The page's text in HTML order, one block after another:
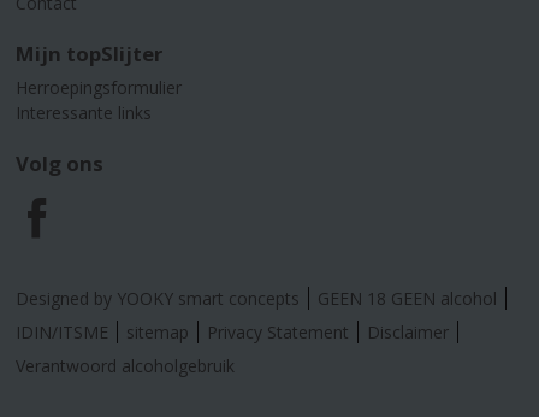
Mijn topSlijter
Herroepingsformulier
Interessante links
Volg ons
F
a
c
Designed by YOOKY smart concepts
GEEN 18 GEEN alcohol
IDIN/ITSME
sitemap Privacy Statement
Disclaimer
Verantwoord alcoholgebruik